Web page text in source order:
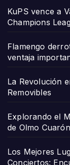
KuPS vence a
Champions
Flamengo
ventaja
La Revolución
Removibles
Explorando el
de Olmo
Los Mejores
Conciertos: